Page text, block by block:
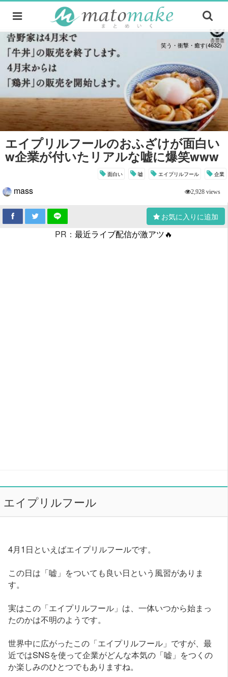
笑う・衝撃・癒す(4632)
エイプリルフールのおふざけが面白い
w企業が付いたリアルな嘘に爆笑www
面白い 嘘 エイプリルフール 企業
mass 2,928 views
お気に入りに追加
PR： 最近ライブ配信が激アツ🔥
エイプリルフール
4月1日といえばエイプリルフールです。
この日は「嘘」をついても良い日という風習がありま
す。
実はこの「エイプリルフール」は、一体いつから始まっ
たのかは不明のようです。
世界中に広がったこの「エイプリルフール」ですが、最
近ではSNSを使って企業がどんな本気の「嘘」をつくの
か楽しみのひとつでもありますね。